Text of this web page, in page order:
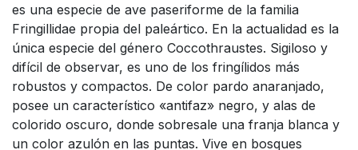
es una especie de ave paseriforme de la familia
Fringillidae propia del paleártico. En la actualidad es la
única especie del género Coccothraustes. Sigiloso y
difícil de observar, es uno de los fringílidos más
robustos y compactos. De color pardo anaranjado,
posee un característico «antifaz» negro, y alas de
colorido oscuro, donde sobresale una franja blanca y
un color azulón en las puntas. Vive en bosques